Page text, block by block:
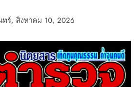
ทร์, สิงหาคม 10, 2026